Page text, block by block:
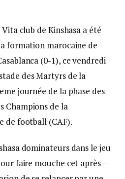
club de Kinshasa a été
formation marocaine de
(0-1), ce vendredi
des Martyrs de la
journée de la phase des
Champions de la
de football (CAF).
dominateurs dans le jeu
faire mouche cet après –